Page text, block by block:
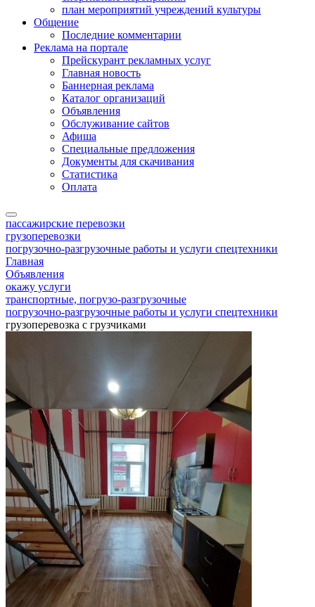
план мероприятий учреждений культуры
Общение
Последние комментарии
Реклама на портале
Прейскурант рекламных услуг
Главная новость
Баннерная реклама
Каталог организаций
Объявления
Обслуживание сайтов
Афиша
Специальные предложения
Документы для скачивания
Статистика
Оплата
пассажирские перевозки
грузоперевозки
погрузочно-разгрузочные работы и услуги спецтехники
Главная
Объявления
окажу услуги
транспортные, погрузо-разгрузочные
погрузочно-разгрузочные работы и услуги спецтехники
грузоперевозка с грузчиками